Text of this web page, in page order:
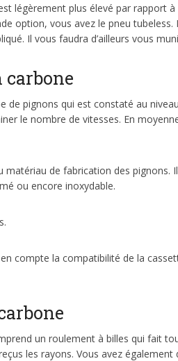
légèrement plus élevé par rapport à
option, vous avez le pneu tubeless.
Il vous faudra d’ailleurs vous
carbone
de pignons qui est constaté au
le nombre de vitesses. En
de fabrication des pignons.
ou encore inoxydable.
compte la compatibilité de la
un roulement à billes qui fait
les rayons. Vous avez